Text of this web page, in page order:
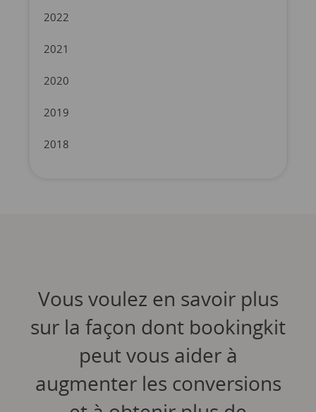
2022
2021
2020
2019
2018
Vous voulez en savoir plus
sur la façon dont bookingkit
peut vous aider à
augmenter les conversions